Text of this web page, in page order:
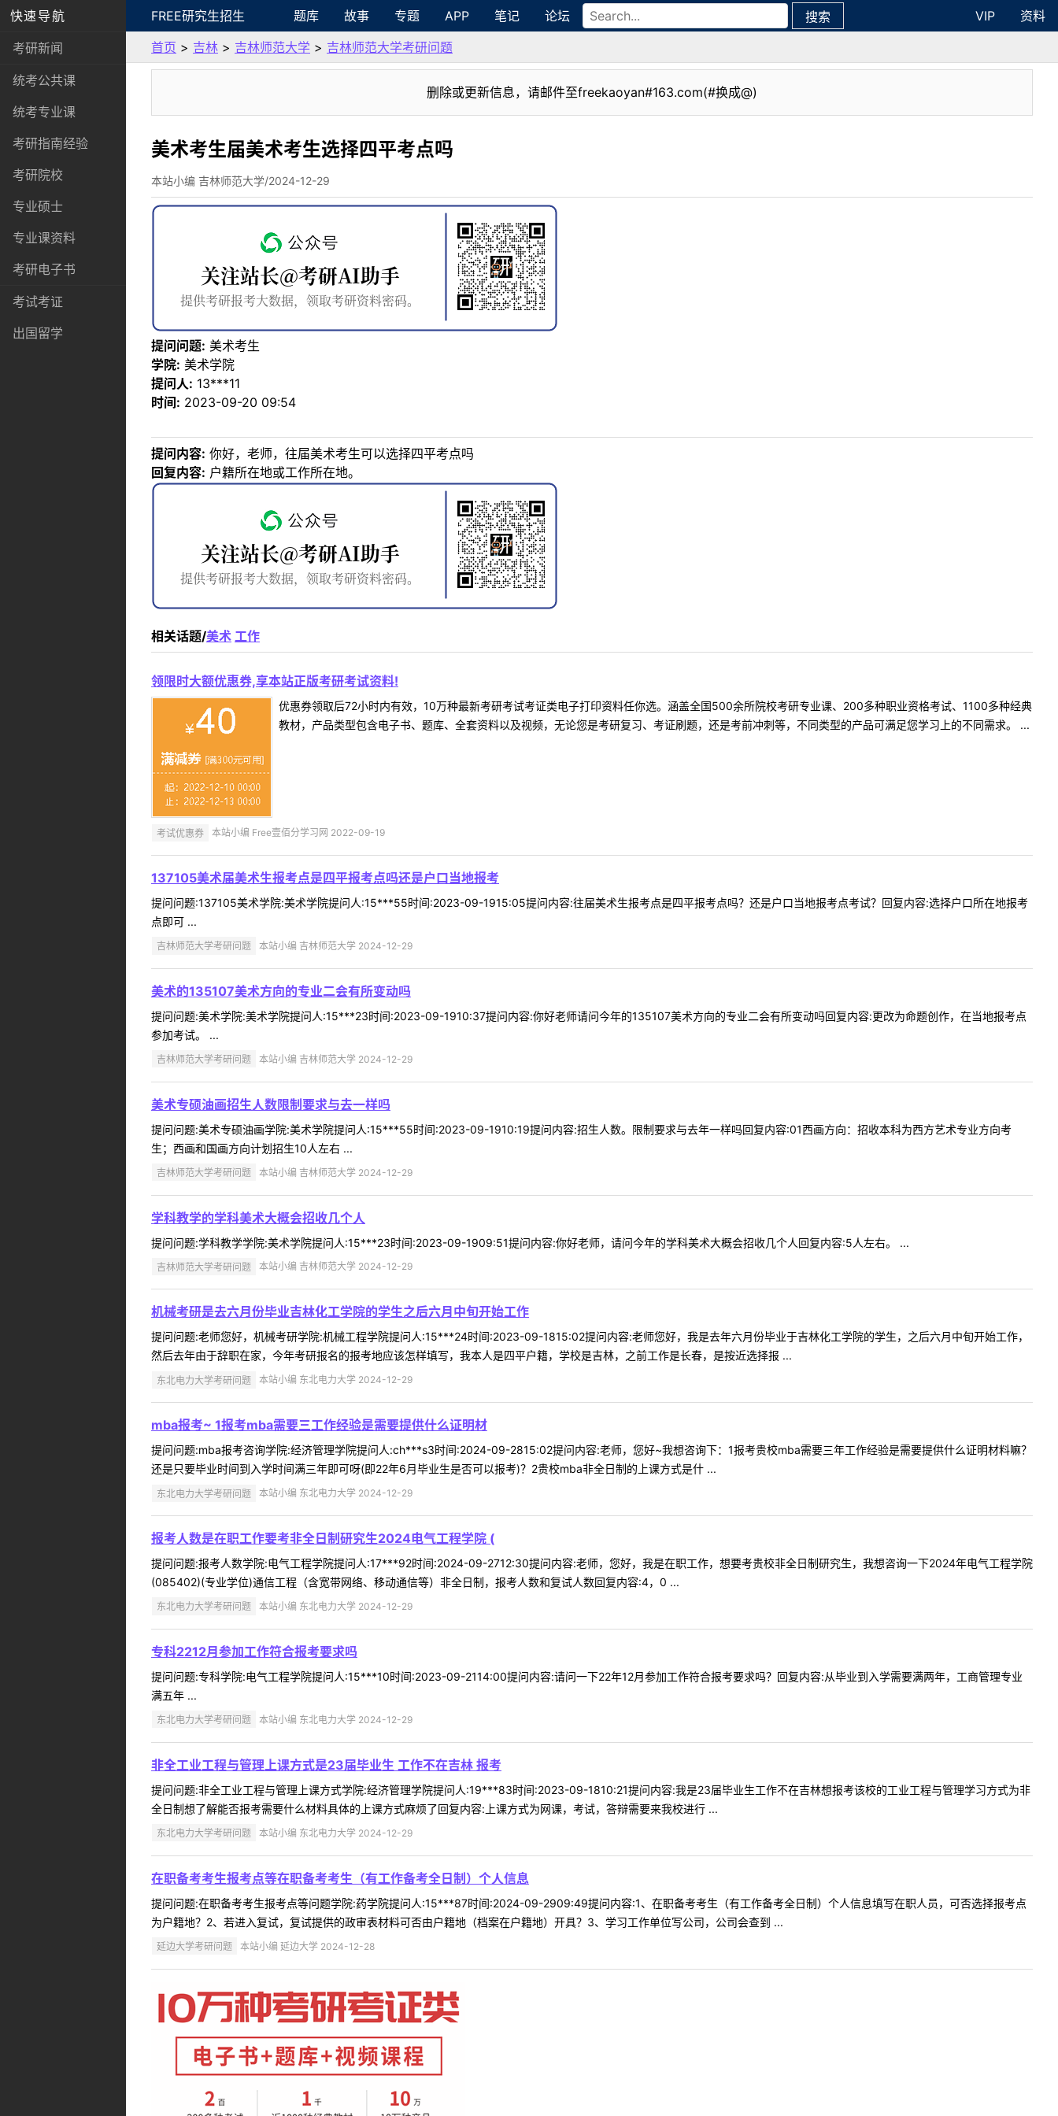
快速导航
考研新闻
统考公共课
统考专业课
考研指南经验
考研院校
专业硕士
专业课资料
考研电子书
考试考证
出国留学
FREE研究生招生 题库 故事 专题 APP 笔记 论坛 搜索 VIP
资料
首页 > 吉林 > 吉林师范大学 > 吉林师范大学考研问题
删除或更新信息，请邮件至freekaoyan#163.com(#换成@)
美术考生届美术考生选择四平考点吗
本站小编 吉林师范大学/2024-12-29
提问问题: 美术考生
学院: 美术学院
提问人: 13***11
时间: 2023-09-20 09:54
提问内容: 你好，老师，往届美术考生可以选择四平考点吗
回复内容: 户籍所在地或工作所在地。
相关话题/美术 工作
领限时大额优惠券,享本站正版考研考试资料!
优惠券领取后72小时内有效，10万种最新考研考试考证类电子打印资料任你选。涵盖全国500余所院校考研专业课、200多种职业资格考试、1100多种经典
教材，产品类型包含电子书、题库、全套资料以及视频，无论您是考研复习、考证刷题，还是考前冲刺等，不同类型的产品可满足您学习上的不同需求。 ...
考试优惠券 本站小编 Free壹佰分学习网 2022-09-19
137105美术届美术生报考点是四平报考点吗还是户口当地报考
提问问题:137105美术学院:美术学院提问人:15***55时间:2023-09-1915:05提问内容:往届美术生报考点是四平报考点吗？还是户口当地报考点考试？回复内容:选择户口所在地报考
点即可 ...
吉林师范大学考研问题 本站小编 吉林师范大学 2024-12-29
美术的135107美术方向的专业二会有所变动吗
提问问题:美术学院:美术学院提问人:15***23时间:2023-09-1910:37提问内容:你好老师请问今年的135107美术方向的专业二会有所变动吗回复内容:更改为命题创作，在当地报考点
参加考试。 ...
吉林师范大学考研问题 本站小编 吉林师范大学 2024-12-29
美术专硕油画招生人数限制要求与去一样吗
提问问题:美术专硕油画学院:美术学院提问人:15***55时间:2023-09-1910:19提问内容:招生人数。限制要求与去年一样吗回复内容:01西画方向：招收本科为西方艺术专业方向考
生；西画和国画方向计划招生10人左右 ...
吉林师范大学考研问题 本站小编 吉林师范大学 2024-12-29
学科教学的学科美术大概会招收几个人
提问问题:学科教学学院:美术学院提问人:15***23时间:2023-09-1909:51提问内容:你好老师，请问今年的学科美术大概会招收几个人回复内容:5人左右。 ...
吉林师范大学考研问题 本站小编 吉林师范大学 2024-12-29
机械考研是去六月份毕业吉林化工学院的学生之后六月中旬开始工作
提问问题:老师您好，机械考研学院:机械工程学院提问人:15***24时间:2023-09-1815:02提问内容:老师您好，我是去年六月份毕业于吉林化工学院的学生，之后六月中旬开始工作，
然后去年由于辞职在家，今年考研报名的报考地应该怎样填写，我本人是四平户籍，学校是吉林，之前工作是长春，是按近选择报 ...
东北电力大学考研问题 本站小编 东北电力大学 2024-12-29
mba报考~ 1报考mba需要三工作经验是需要提供什么证明材
提问问题:mba报考咨询学院:经济管理学院提问人:ch***s3时间:2024-09-2815:02提问内容:老师，您好~我想咨询下：1报考贵校mba需要三年工作经验是需要提供什么证明材料嘛？
还是只要毕业时间到入学时间满三年即可呀(即22年6月毕业生是否可以报考)？2贵校mba非全日制的上课方式是什 ...
东北电力大学考研问题 本站小编 东北电力大学 2024-12-29
报考人数是在职工作要考非全日制研究生2024电气工程学院 (
提问问题:报考人数学院:电气工程学院提问人:17***92时间:2024-09-2712:30提问内容:老师，您好，我是在职工作，想要考贵校非全日制研究生，我想咨询一下2024年电气工程学院
(085402)(专业学位)通信工程（含宽带网络、移动通信等）非全日制，报考人数和复试人数回复内容:4，0 ...
东北电力大学考研问题 本站小编 东北电力大学 2024-12-29
专科2212月参加工作符合报考要求吗
提问问题:专科学院:电气工程学院提问人:15***10时间:2023-09-2114:00提问内容:请问一下22年12月参加工作符合报考要求吗？回复内容:从毕业到入学需要满两年，工商管理专业
满五年 ...
东北电力大学考研问题 本站小编 东北电力大学 2024-12-29
非全工业工程与管理上课方式是23届毕业生 工作不在吉林 报考
提问问题:非全工业工程与管理上课方式学院:经济管理学院提问人:19***83时间:2023-09-1810:21提问内容:我是23届毕业生工作不在吉林想报考该校的工业工程与管理学习方式为非
全日制想了解能否报考需要什么材料具体的上课方式麻烦了回复内容:上课方式为网课，考试，答辩需要来我校进行 ...
东北电力大学考研问题 本站小编 东北电力大学 2024-12-29
在职备考考生报考点等在职备考考生（有工作备考全日制）个人信息
提问问题:在职备考考生报考点等问题学院:药学院提问人:15***87时间:2024-09-2909:49提问内容:1、在职备考考生（有工作备考全日制）个人信息填写在职人员，可否选择报考点
为户籍地？2、若进入复试，复试提供的政审表材料可否由户籍地（档案在户籍地）开具？3、学习工作单位写公司，公司会查到 ...
延边大学考研问题 本站小编 延边大学 2024-12-28